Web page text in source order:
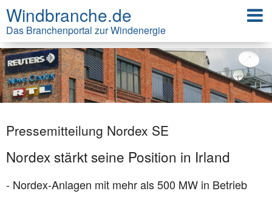
Windbranche.de
Das Branchenportal zur Windenergie
Pressemitteilung Nordex SE
Nordex stärkt seine Position in Irland
- Nordex-Anlagen mit mehr als 500 MW in Betrieb